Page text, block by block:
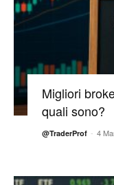
Migliori
quali sono?
@TraderProf - 4